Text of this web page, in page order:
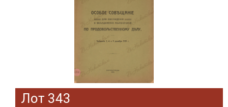
Лот 343